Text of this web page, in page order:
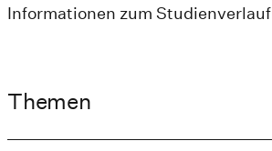
Informationen zum Studienverlauf
Themen